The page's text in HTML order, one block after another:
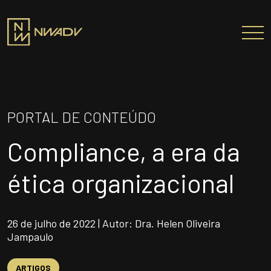
Entregas e Soluções
Pensamento Inovador
Prêmios/Reconhecimentos
PROFISSIONAIS
INSTITUTO NELSON WILIANS
ATUAÇÃO INTERNACIONAL
PORTAL DE CONTEÚDO
Compliance, a era da
ética organizacional
26 de julho de 2022 | Autor: Dra. Helen Oliveira
Jampaulo
ARTIGOS